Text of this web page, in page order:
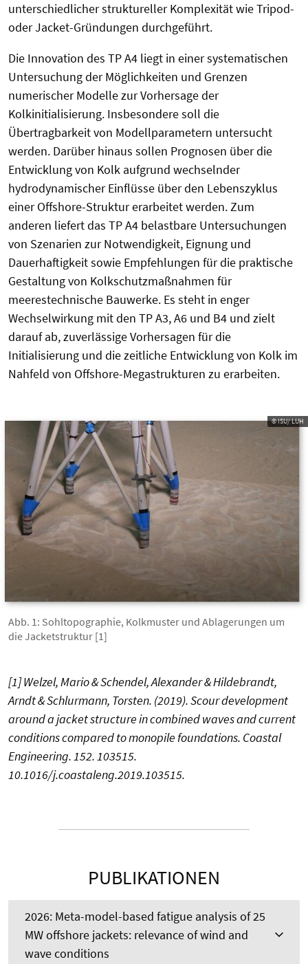
unterschiedlicher struktureller Komplexität wie Tripod-
oder Jacket-Gründungen durchgeführt.
Die Innovation des TP A4 liegt in einer systematischen
Untersuchung der Möglichkeiten und Grenzen
numerischer Modelle zur Vorhersage der
Kolkinitialisierung. Insbesondere soll die
Übertragbarkeit von Modellparametern untersucht
werden. Darüber hinaus sollen Prognosen über die
Entwicklung von Kolk aufgrund wechselnder
hydrodynamischer Einflüsse über den Lebenszyklus
einer Offshore-Struktur erarbeitet werden. Zum
anderen liefert das TP A4 belastbare Untersuchungen
von Szenarien zur Notwendigkeit, Eignung und
Dauerhaftigkeit sowie Empfehlungen für die praktische
Gestaltung von Kolkschutzmaßnahmen für
meerestechnische Bauwerke. Es steht in enger
Wechselwirkung mit den TP A3, A6 und B4 und zielt
darauf ab, zuverlässige Vorhersagen für die
Initialisierung und die zeitliche Entwicklung von Kolk im
Nahfeld von Offshore-Megastrukturen zu erarbeiten.
© ISU/ LUH
Abb. 1: Sohltopographie, Kolkmuster und Ablagerungen um
die Jacketstruktur [1]
[1]Welzel, Mario & Schendel, Alexander & Hildebrandt,
Arndt & Schlurmann, Torsten. (2019). Scour development
around a jacket structure in combined waves and current
conditions compared to monopile foundations. Coastal
Engineering. 152. 103515.
10.1016/j.coastaleng.2019.103515.
PUBLIKATIONEN
2026: Meta-model-based fatigue analysis of 25
MW offshore jackets: relevance of wind and
wave conditions